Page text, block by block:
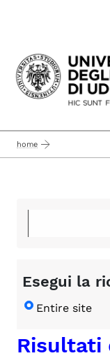
Passa al
home
Esegui la
Entire site
Risultati